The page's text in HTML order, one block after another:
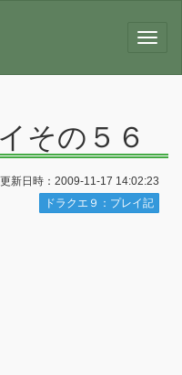
その５６
新日時：2009-11-17 14:02:23
ドラクエ９：プレイ記